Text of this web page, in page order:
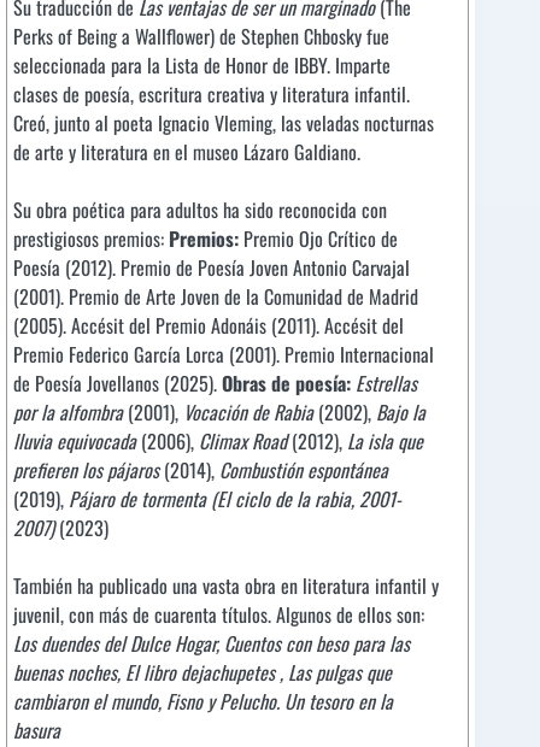
Su traducción de Las ventajas de ser un marginado(The
Perks of Being a Wallflower) de Stephen Chbosky fue
seleccionada para la Lista de Honor de IBBY. Imparte
clases de poesía, escritura creativa y literatura infantil.
Creó, junto al poeta Ignacio Vleming, las veladas nocturnas
de arte y literatura en el museo Lázaro Galdiano.
Su obra poética para adultos ha sido reconocida con
prestigiosos premios: Premios: Premio Ojo Crítico de
Poesía (2012). Premio de Poesía Joven Antonio Carvajal
(2001). Premio de Arte Joven de la Comunidad de Madrid
(2005). Accésit del Premio Adonáis (2011). Accésit del
Premio Federico García Lorca (2001). Premio Internacional
de Poesía Jovellanos (2025).Obras de poesía: Estrellas
por la alfombra(2001), Vocación de Rabia(2002), Bajo la
lluvia equivocada(2006), Climax Road(2012), La isla que
prefieren los pájaros(2014), Combustión espontánea
(2019), Pájaro de tormenta (El ciclo de la rabia, 2001-
2007)(2023)
También ha publicado una vasta obra en literatura infantil y
juvenil, con más de cuarenta títulos. Algunos de ellos son:
Los duendes del Dulce Hogar, Cuentos con beso para las
buenas noches, El libro dejachupetes , Las pulgas que
cambiaron el mundo, Fisno y Pelucho. Un tesoro en la
basura